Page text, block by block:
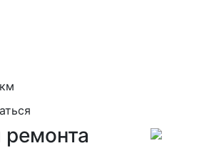
км
ремонта